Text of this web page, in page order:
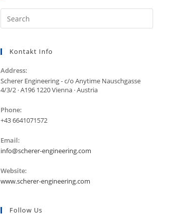
Kontakt Info
Address:
Scherer Engineering - c/o Anytime Nauschgasse
4/3/2 · A196 1220 Vienna · Austria
Phone:
+43 6641071572
Email:
info@scherer-engineering.com
Website:
www.scherer-engineering.com
Follow Us